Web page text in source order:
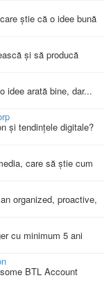
știe că o idee bună
și să producă
idee arată bine, dar...
și tendințele digitale?
care să știe cum
organized, proactive,
cu minimum 5 ani
BTL Account